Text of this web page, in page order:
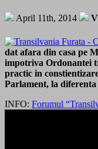
April 11th, 2014
dat afara din casa pe
impotriva Ordonantei
practic in
Parlament, la
INFO: Forumul